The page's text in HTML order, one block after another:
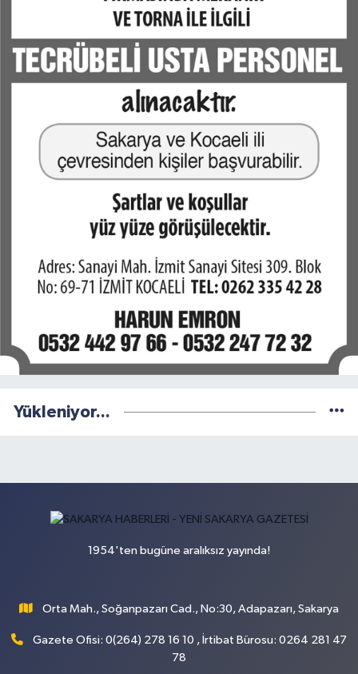
Yükleniyor...
1954'ten bugüne aralıksız yayında!
Orta Mah., Soğanpazarı Cad., No:30, Adapazarı, Sakarya
Gazete Ofisi: 0(264) 278 16 10 , İrtibat Bürosu: 0264 281 47
78